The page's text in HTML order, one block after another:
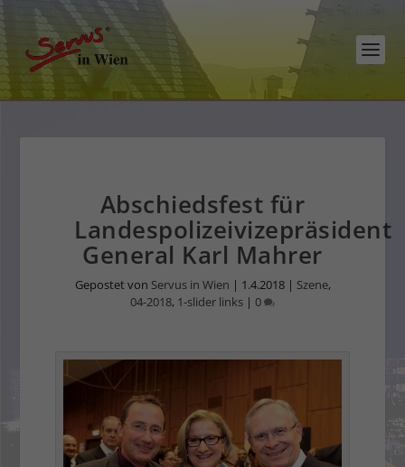
Abschiedsfest für
Landespolizeivizepräsident
General Karl Mahrer
Gepostet von Servus in Wien | 1.4.2018| Szene,
04-2018, 1-slider links | 0